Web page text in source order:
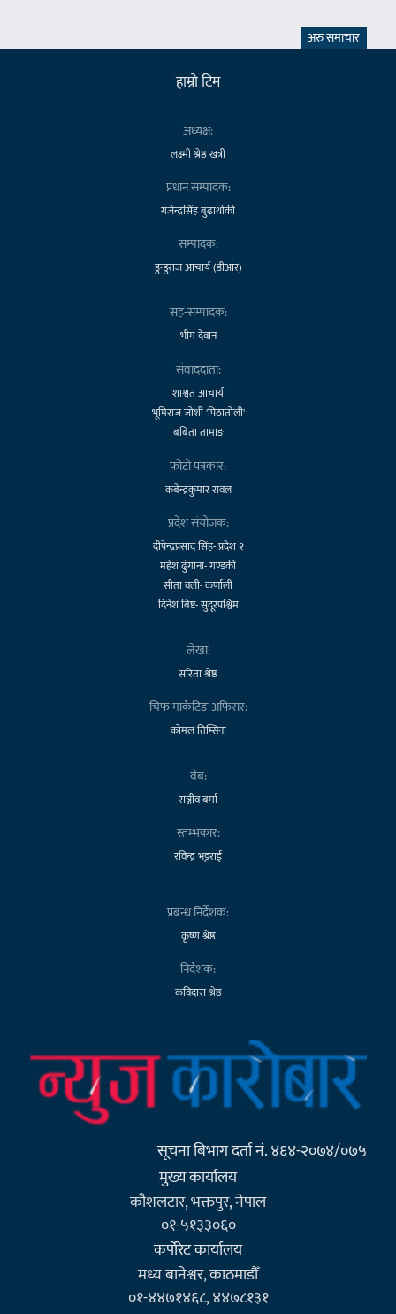
अरु समाचार
हाम्राे टिम
अध्यक्ष:
लक्ष्मी श्रेष्ठ खत्री
प्रधान सम्पादक:
गजेन्द्रसिंह बुढाथोकी
सम्पादक:
डुन्डुराज आचार्य (डीआर)
सह-सम्पादक:
भीम देवान
संवाददाता:
शाश्वत आचार्य
भूमिराज जोशी 'पिठातोली'
बबिता तामाङ
फोटो पत्रकार:
कबेन्द्रकुमार रावल
प्रदेश संयोजक:
दीपेन्द्रप्रसाद सिंह- प्रदेश २
महेश ढुंगाना- गण्डकी
सीता वली- कर्णाली
दिनेश बिष्ट- सुदूरपश्चिम
लेखा:
सरिता श्रेष्ठ
चिफ मार्केटिङ अफिसर:
कोमल तिम्सिना
वेब:
सञ्जीव बर्मा
स्तम्भकार:
रविन्द्र भट्टराई
प्रबन्ध निर्देशक:
कृष्ण श्रेष्ठ
निर्देशक:
कविदास श्रेष्ठ
सूचना बिभाग दर्ता नं. ४६४-२०७४/०७५
मुख्य कार्यालय
कौशलटार, भक्तपुर, नेपाल
०१-५१३३०६०
कर्पाेरेट कार्यालय
मध्य बानेश्वर, काठमाडौँ
०१-४४७१४६८, ४४७८१३१